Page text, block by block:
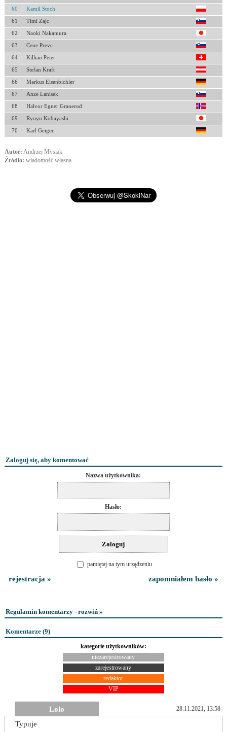
60 Kamil Stoch
61 Timi Zajc
62 Naoki Nakamura
63 Cene Prevc
64 Killian Peier
65 Stefan Kraft
66 Markus Eisenbichler
67 Anze Lanisek
68 Halvor Egner Granerud
69 Ryoyu Kobayashi
70 Karl Geiger
Autor: Andrzej Mysiak
Źródło: wiadomość własna
Zaloguj się, aby komentować
Nazwa użytkownika:
Hasło:
pamiętaj na tym urządzeniu
rejestracja » zapomniałem hasło »
Regulamin komentarzy - rozwiń »
Komentarze (9)
kategorie użytkowników:
niezarejestrowany
zarejestrowany
redaktor
VIP
Lolo 28.11.2021, 13:58
Typuje